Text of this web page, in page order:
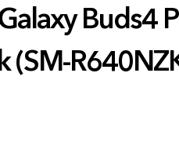
Buds4
(SM-